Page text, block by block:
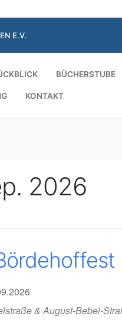
E.V.
BÜCHERSTUBE
KONTAKT
2026
& August-Bebel-